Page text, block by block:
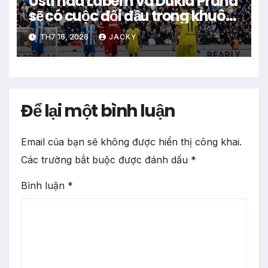
sẽ có cuộc đối đầu trong khuôn
khổ loạt trận giao hữu quốc tế
TH7 16, 2026 JACKY
Để lại một bình luận
Email của bạn sẽ không được hiển thị công khai.
Các trường bắt buộc được đánh dấu *
Bình luận *